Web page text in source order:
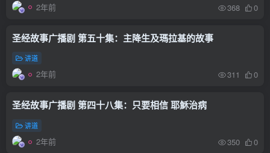
2年前 368 0
圣经故事广播剧 第五十集：主降生及瑪拉基的故事
讲道
2年前 311 0
圣经故事广播剧 第四十八集：只要相信 耶穌治病
讲道
2年前 350 0